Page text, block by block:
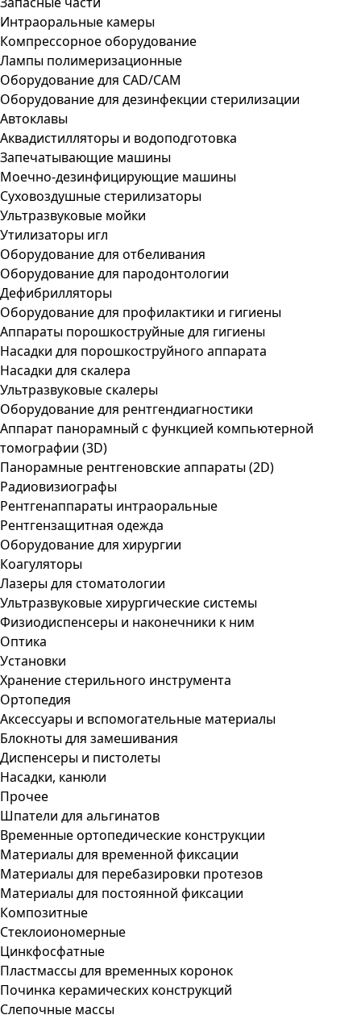
Интраоральные камеры
Компрессорное оборудование
Лампы полимеризационные
Оборудование для CAD/CAM
Оборудование для дезинфекции стерилизации
Автоклавы
Аквадистилляторы и водоподготовка
Запечатывающие машины
Моечно-дезинфицирующие машины
Суховоздушные стерилизаторы
Ультразвуковые мойки
Утилизаторы игл
Оборудование для отбеливания
Оборудование для пародонтологии
Дефибрилляторы
Оборудование для профилактики и гигиены
Аппараты порошкоструйные для гигиены
Насадки для порошкоструйного аппарата
Насадки для скалера
Ультразвуковые скалеры
Оборудование для рентгендиагностики
Аппарат панорамный с функцией компьютерной
томографии (3D)
Панорамные рентгеновские аппараты (2D)
Радиовизиографы
Рентгенаппараты интраоральные
Рентгензащитная одежда
Оборудование для хирургии
Коагуляторы
Лазеры для стоматологии
Ультразвуковые хирургические системы
Физиодиспенсеры и наконечники к ним
Оптика
Установки
Хранение стерильного инструмента
Ортопедия
Аксессуары и вспомогательные материалы
Блокноты для замешивания
Диспенсеры и пистолеты
Насадки, канюли
Прочее
Шпатели для альгинатов
Временные ортопедические конструкции
Материалы для временной фиксации
Материалы для перебазировки протезов
Материалы для постоянной фиксации
Композитные
Стеклоиономерные
Цинкфосфатные
Пластмассы для временных коронок
Починка керамических конструкций
Слепочные массы